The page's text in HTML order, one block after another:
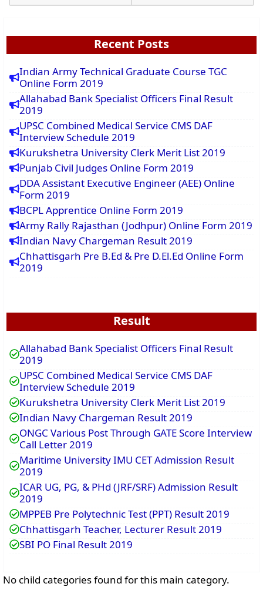
Recent Posts
Indian Army Technical Graduate Course TGC
Online Form 2019
Allahabad Bank Specialist Officers Final Result
2019
UPSC Combined Medical Service CMS DAF
Interview Schedule 2019
Kurukshetra University Clerk Merit List 2019
Punjab Civil Judges Online Form 2019
DDA Assistant Executive Engineer (AEE) Online
Form 2019
BCPL Apprentice Online Form 2019
Army Rally Rajasthan (Jodhpur) Online Form 2019
Indian Navy Chargeman Result 2019
Chhattisgarh Pre B.Ed & Pre D.El.Ed Online Form
2019
Result
Allahabad Bank Specialist Officers Final Result
2019
UPSC Combined Medical Service CMS DAF
Interview Schedule 2019
Kurukshetra University Clerk Merit List 2019
Indian Navy Chargeman Result 2019
ONGC Various Post Through GATE Score Interview
Call Letter 2019
Maritime University IMU CET Admission Result
2019
ICAR UG, PG, & PHd (JRF/SRF) Admission Result
2019
MPPEB Pre Polytechnic Test (PPT) Result 2019
Chhattisgarh Teacher, Lecturer Result 2019
SBI PO Final Result 2019
No child categories found for this main category.